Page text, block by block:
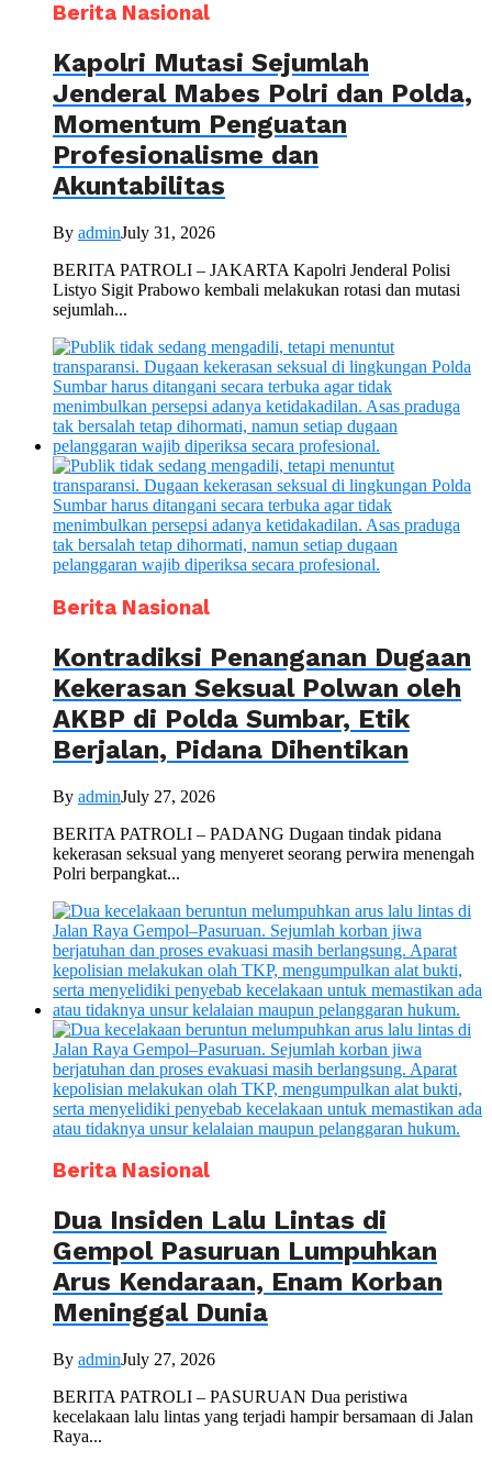
Berita Nasional
Kapolri Mutasi Sejumlah
Jenderal Mabes Polri dan Polda,
Momentum Penguatan
Profesionalisme dan
Akuntabilitas
By adminJuly 31, 2026
BERITA PATROLI – JAKARTA Kapolri Jenderal Polisi
Listyo Sigit Prabowo kembali melakukan rotasi dan mutasi
sejumlah...
Berita Nasional
Kontradiksi Penanganan Dugaan
Kekerasan Seksual Polwan oleh
AKBP di Polda Sumbar, Etik
Berjalan, Pidana Dihentikan
By adminJuly 27, 2026
BERITA PATROLI – PADANG Dugaan tindak pidana
kekerasan seksual yang menyeret seorang perwira menengah
Polri berpangkat...
Berita Nasional
Dua Insiden Lalu Lintas di
Gempol Pasuruan Lumpuhkan
Arus Kendaraan, Enam Korban
Meninggal Dunia
By adminJuly 27, 2026
BERITA PATROLI – PASURUAN Dua peristiwa
kecelakaan lalu lintas yang terjadi hampir bersamaan di Jalan
Raya...